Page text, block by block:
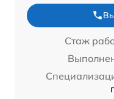
Стаж